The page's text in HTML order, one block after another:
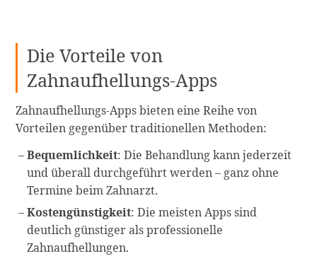
Die Vorteile von
Zahnaufhellungs-Apps
Zahnaufhellungs-Apps bieten eine Reihe von
Vorteilen gegenüber traditionellen Methoden:
Bequemlichkeit: Die Behandlung kann jederzeit
und überall durchgeführt werden – ganz ohne
Termine beim Zahnarzt.
Kostengünstigkeit: Die meisten Apps sind
deutlich günstiger als professionelle
Zahnaufhellungen.